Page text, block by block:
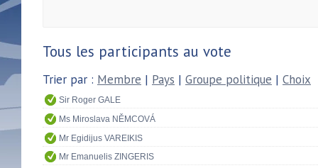
Tous les participants au vote
Trier par : Membre | Pays | Groupe politique | Choix
Sir Roger GALE
Ms Miroslava NĚMCOVÁ
Mr Egidijus VAREIKIS
Mr Emanuelis ZINGERIS